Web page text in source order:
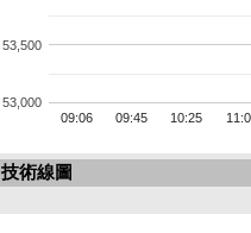
09:06 09:45 10:25
53,000
53,500
技術線圖